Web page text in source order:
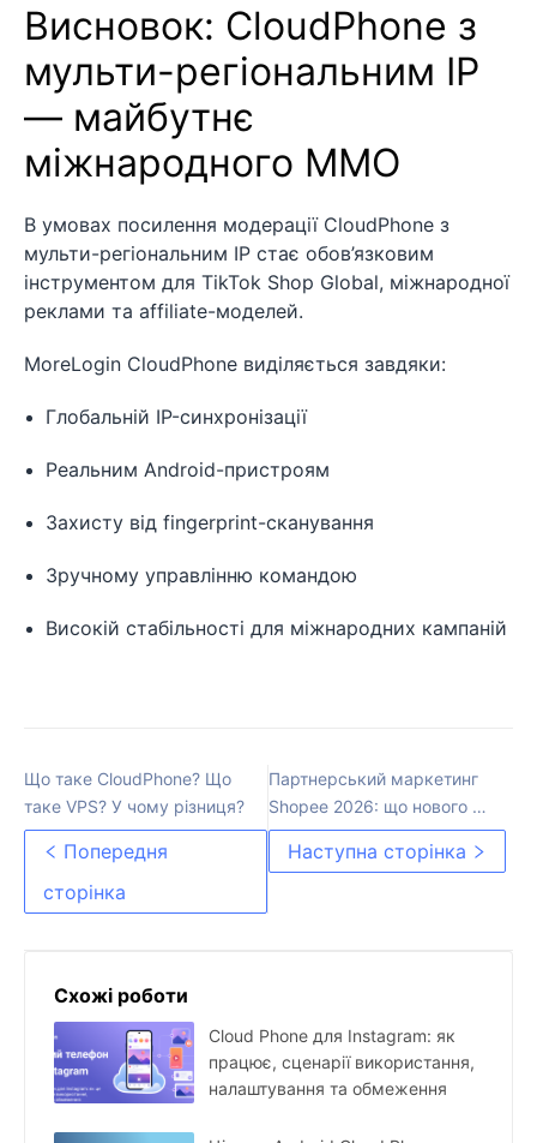
Висновок: CloudPhone з
мульти-регіональним IP
— майбутнє
міжнародного MMO
В умовах посилення модерації CloudPhone з
мульти-регіональним IP стає обов’язковим
інструментом для TikTok Shop Global, міжнародної
реклами та affiliate-моделей.
MoreLogin CloudPhone виділяється завдяки:
Глобальній IP-синхронізації
Реальним Android-пристроям
Захисту від fingerprint-сканування
Зручному управлінню командою
Високій стабільності для міжнародних кампаній
Що таке CloudPhone? Що
таке VPS? У чому різниця?
Попередня
сторінка
Партнерський маркетинг
Shopee 2026: що нового та
як вирощувати акаунти без
checkpoint
Наступна сторінка
Схожі роботи
Cloud Phone для Instagram: як
працює, сценарії використання,
налаштування та обмеження